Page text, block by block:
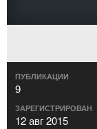
ПУБЛИКАЦИИ
9
ЗАРЕГИСТРИРОВАН
12 авг 2015